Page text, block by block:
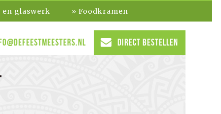
en glaswerk Foodkramen
Direct Bestellen